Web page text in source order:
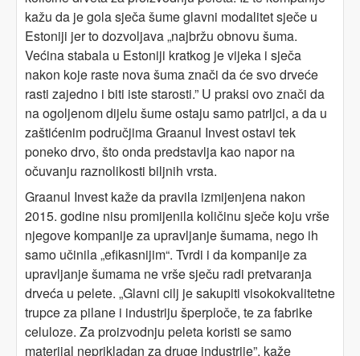
kažu da je gola sječa šume glavni modalitet sječe u
Estoniji jer to dozvoljava „najbržu obnovu šuma.
Većina stabala u Estoniji kratkog je vijeka i sječa
nakon koje raste nova šuma znači da će svo drveće
rasti zajedno i biti iste starosti.” U praksi ovo znači da
na ogoljenom dijelu šume ostaju samo patrljci, a da u
zaštićenim područjima Graanul Invest ostavi tek
poneko drvo, što onda predstavlja kao napor na
očuvanju raznolikosti biljnih vrsta.
Graanul Invest kaže da pravila izmijenjena nakon
2015. godine nisu promijenila količinu sječe koju vrše
njegove kompanije za upravljanje šumama, nego ih
samo učinila „efikasnijim“. Tvrdi i da kompanije za
upravljanje šumama ne vrše sječu radi pretvaranja
drveća u pelete. „Glavni cilj je sakupiti visokokvalitetne
trupce za pilane i industriju šperploče, te za fabrike
celuloze. Za proizvodnju peleta koristi se samo
materijal neprikladan za druge industrije”, kaže